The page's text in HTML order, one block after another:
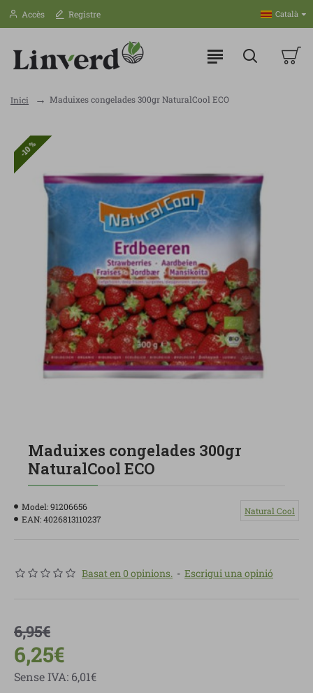
Accès Registre Català
Inici Maduixes congelades 300gr NaturalCool ECO
-10 %
Maduixes congelades 300gr
NaturalCool ECO
Model:91206656
EAN:4026813110237
Natural Cool
Basat en 0 opinions. - Escrigui una opinió
6,25€
6,95€
Sense IVA: 6,01€